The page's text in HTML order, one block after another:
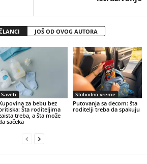
JOŠ OD OVOG AUTORA
Saveti
za bebu bez
Šta roditeljima
treba, a šta može
sačeka
Slobodno vreme
Putovanja sa decom: šta
roditelji treba da spakuju